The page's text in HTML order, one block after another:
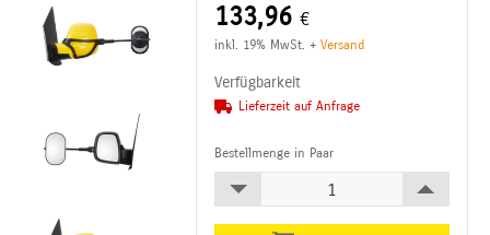
133,96 €
inkl. 19% MwSt. +Versand
Verfügbarkeit
Lieferzeit auf Anfrage
Bestellmenge in Paar